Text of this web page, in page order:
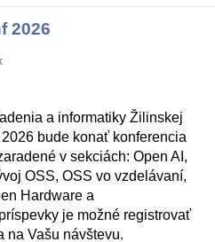
2026
a informatiky Žilinskej
bude konať konferencia
v sekciách: Open AI,
OSS, OSS vo vzdelávaní,
Hardware a
je možné registrovať
na Vašu návštevu.